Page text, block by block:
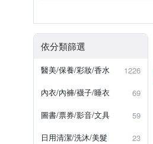
依分類篩選
醫美/保養/彩妝/香水
1226
內衣/內褲/襪子/睡衣
69
圖書/票券/影音/文具
59
日用清潔/洗沐/美髮
23